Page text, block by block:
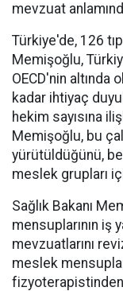
mevzuat
Türkiye'de, 126
Memişoğlu,
OECD'nin
kadar ihtiyaç
hekim sayısına
Memişoğlu, bu
yürütüldüğünü,
meslek grupları
Sağlık Bakanı
mensuplarının iş
mevzuatlarını
meslek